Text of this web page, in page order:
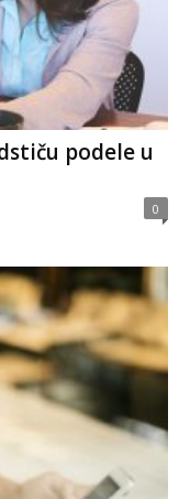
podele u
0